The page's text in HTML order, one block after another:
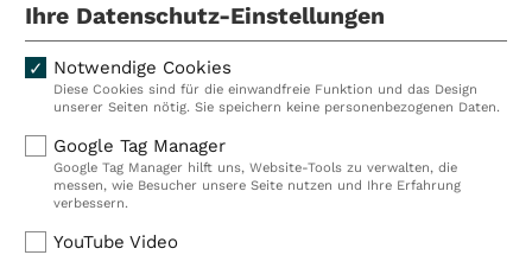
Schweiz und beschäftigen rund 14.000
Mitarbeiterinnen und Mitarbeiter. In Deutschland
betreiben wir 29 Rehakliniken, zwei Akutkliniken, acht
ambulante Rehazentren, zwei Medizinische
Versorgungszentren (MVZ), neun Pflegeeinrichtungen
sowie ein Prevention Center. Zudem führen wir einen
touristischen Standort in Damp. Insgesamt
beschäftigen wir bei VITREA Deutschland über 9.000
Mitarbeiterinnen und Mitarbeiter.
Ihre Datenschutz-Einstellungen
Notwendige Cookies
Diese Cookies sind für die einwandfreie Funktion und das Design
unserer Seiten nötig. Sie speichern keine personenbezogenen Daten.
Google Tag Manager
Google Tag Manager hilft uns, Website-Tools zu verwalten, die
messen, wie Besucher unsere Seite nutzen und Ihre Erfahrung
verbessern.
YouTube Video